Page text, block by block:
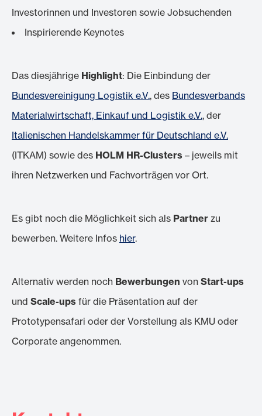
Investorinnen und Investoren sowie Jobsuchenden
Inspirierende Keynotes
Das diesjährige Highlight: Die Einbindung der
Bundesvereinigung Logistik e.V., des Bundesverbands
Materialwirtschaft, Einkauf und Logistik e.V., der
Italienischen Handelskammer für Deutschland e.V.
(ITKAM) sowie des HOLM HR-Clusters – jeweils mit
ihren Netzwerken und Fachvorträgen vor Ort.
Es gibt noch die Möglichkeit sich als Partner zu
bewerben. Weitere Infos hier.
Alternativ werden noch Bewerbungen von Start-ups
und Scale-ups für die Präsentation auf der
Prototypensafari oder der Vorstellung als KMU oder
Corporate angenommen.